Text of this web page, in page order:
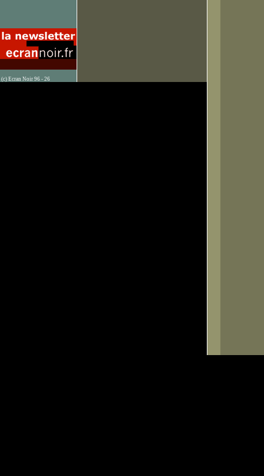
(c) Ecran Noir 96 - 26